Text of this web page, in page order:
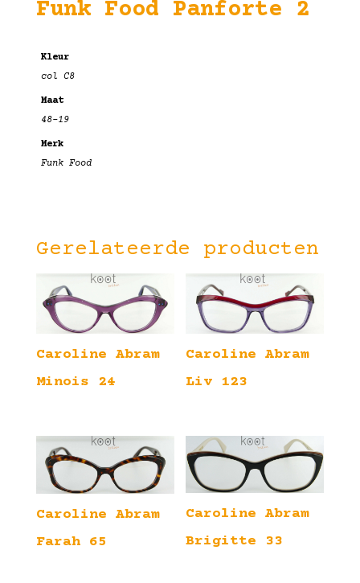
Funk Food Panforte 2
Kleur
col C8
Maat
48-19
Merk
Funk Food
Gerelateerde producten
Caroline Abram
Minois 24
Caroline Abram
Liv 123
Caroline Abram
Farah 65
Caroline Abram
Brigitte 33